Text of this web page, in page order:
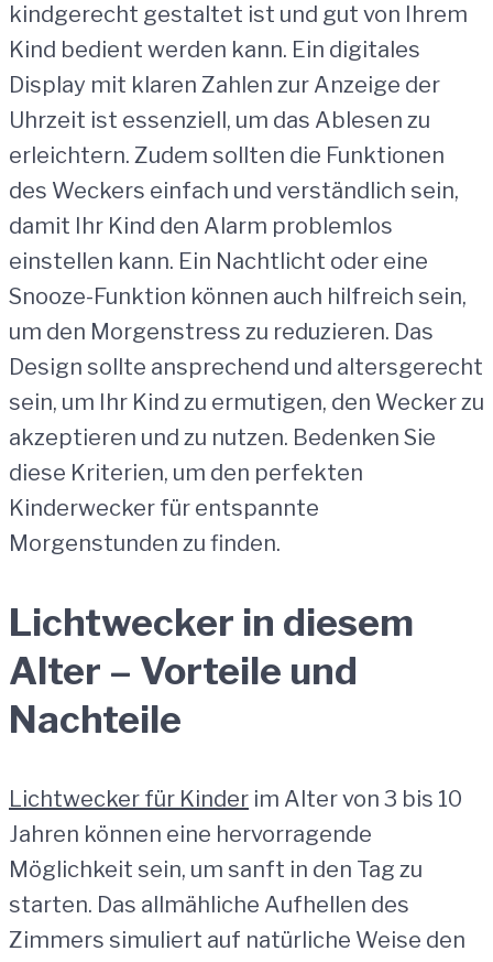
kindgerecht gestaltet ist und gut von Ihrem
Kind bedient werden kann. Ein digitales
Display mit klaren Zahlen zur Anzeige der
Uhrzeit ist essenziell, um das Ablesen zu
erleichtern. Zudem sollten die Funktionen
des Weckers einfach und verständlich sein,
damit Ihr Kind den Alarm problemlos
einstellen kann. Ein Nachtlicht oder eine
Snooze-Funktion können auch hilfreich sein,
um den Morgenstress zu reduzieren. Das
Design sollte ansprechend und altersgerecht
sein, um Ihr Kind zu ermutigen, den Wecker zu
akzeptieren und zu nutzen. Bedenken Sie
diese Kriterien, um den perfekten
Kinderwecker für entspannte
Morgenstunden zu finden.
Lichtwecker in diesem
Alter – Vorteile und
Nachteile
Lichtwecker für Kinder im Alter von 3 bis 10
Jahren können eine hervorragende
Möglichkeit sein, um sanft in den Tag zu
starten. Das allmähliche Aufhellen des
Zimmers simuliert auf natürliche Weise den